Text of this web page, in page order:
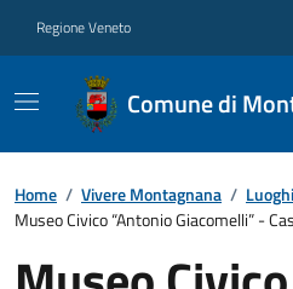
Regione Veneto
Comune di
Home / Vivere Montagnana / Luoghi
Museo Civico “Antonio Giacomelli” -